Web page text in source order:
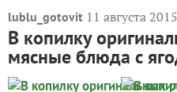
lublu_gotovit 11 августа
В копилку
мясные блюда с